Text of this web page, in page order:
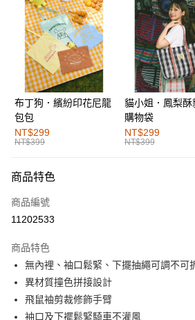
超商取貨付款
LINE Pay
街口支付
運送方式
全家取貨付款
每筆NT$60，滿NT$1,000(含以上)免運費
付款後全家取貨
萊爾富取貨付款
付款後萊爾富取貨
每筆NT$60，滿NT$1,000(含以上)免運費
7-11取貨付款
布丁狗．繽紛印花尼龍
包包
NT$299
NT$399
貓小姐．鳳梨酥
購物袋
NT$299
NT$399
商品特色
商品編號
11202533
商品特色
無內裡、袖口鬆緊、下擺抽繩可調不可
異材質撞色拼接設計
飛鼠袖剪裁修飾手臂
袖口及下襬鬆緊騎車不灌風